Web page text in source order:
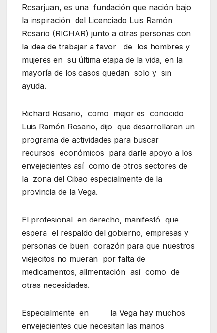
Rosarjuan, es una fundación que nación bajo
la inspiración del Licenciado Luis Ramón
Rosario (RICHAR) junto a otras personas con
la idea de trabajar a favor de los hombres y
mujeres en su última etapa de la vida, en la
mayoría de los casos quedan solo y sin
ayuda.
Richard Rosario, como mejor es conocido
Luis Ramón Rosario, dijo que desarrollaran un
programa de actividades para buscar
recursos económicos para darle apoyo a los
envejecientes así como de otros sectores de
la zona del Cibao especialmente de la
provincia de la Vega.
El profesional en derecho, manifestó que
espera el respaldo del gobierno, empresas y
personas de buen corazón para que nuestros
viejecitos no mueran por falta de
medicamentos, alimentación así como de
otras necesidades.
Especialmente en la Vega hay muchos
envejecientes que necesitan las manos